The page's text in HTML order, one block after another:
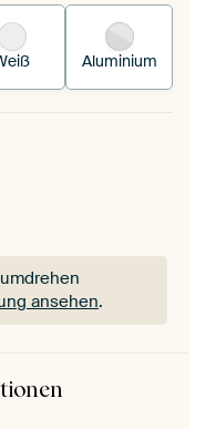
Aluminium
ansehen.
ansehen